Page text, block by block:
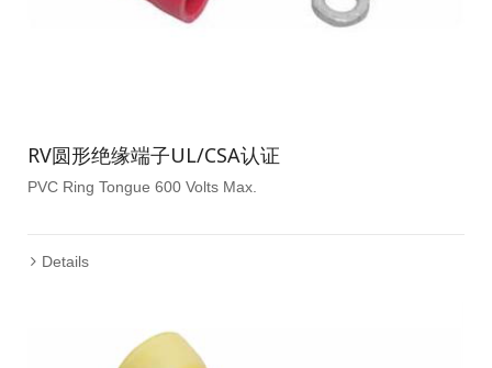
RV圆形绝缘端子UL/CSA认证
PVC Ring Tongue 600 Volts Max.
Details